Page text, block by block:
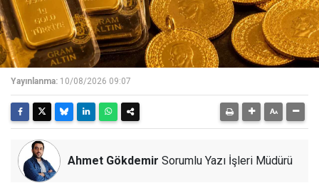
Yayınlanma: 10/08/2026 09:07
Ahmet Gökdemir Sorumlu Yazı İşleri Müdürü